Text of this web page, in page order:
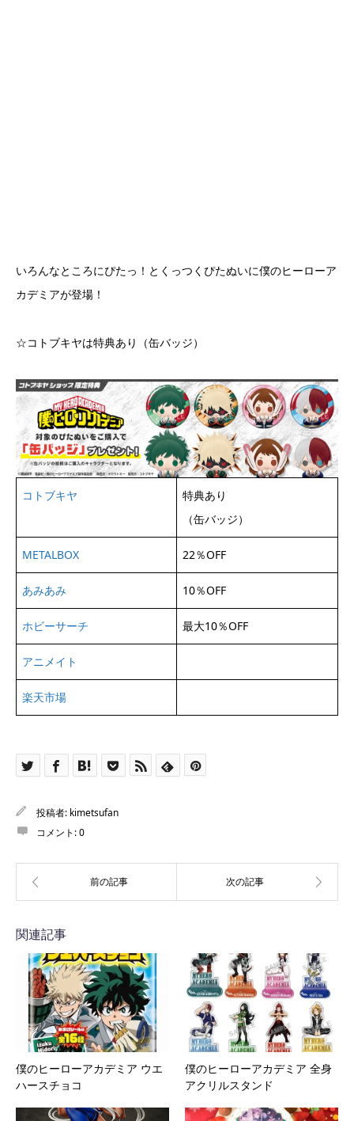
いろんなところにぴたっ！とくっつくぴたぬいに僕のヒーローア
カデミアが登場！
☆コトブキヤは特典あり（缶バッジ）
コトブキヤ
特典あり
（缶バッジ）
METALBOX 22％OFF
あみあみ 10％OFF
ホビーサーチ 最大10％OFF
アニメイト
楽天市場
投稿者: kimetsufan
コメント:0
関連記事
僕のヒーローアカデミア ウエ
ハースチョコ
僕のヒーローアカデミア 全身
アクリルスタンド